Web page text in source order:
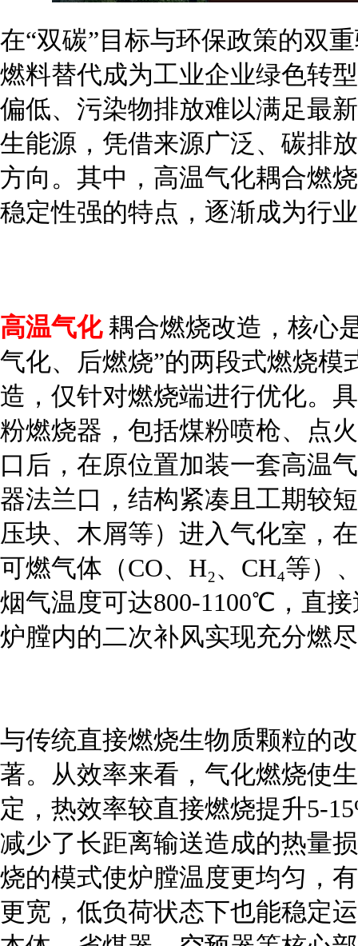
在“双碳”目标与环保政策的双
燃料替代成为工业企业绿色转
偏低、污染物排放难以满足最
生能源，凭借来源广泛、碳排
方向。其中，高温气化耦合燃
稳定性强的特点，逐渐成为行
高温气化 耦合燃烧改造，核心
气化、后燃烧”的两段式燃烧
造，仅针对燃烧端进行优化。
粉燃烧器，包括煤粉喷枪、点
口后，在原位置加装一套高温
器法兰口，结构紧凑且工期较
压块、木屑等）进入气化室，
可燃气体（CO、H₂、CH₄等
烟气温度可达800-1100℃，直
炉膛内的二次补风实现充分燃
与传统直接燃烧生物质颗粒的
著。从效率来看，气化燃烧使
定，热效率较直接燃烧提升5-
减少了长距离输送造成的热量
烧的模式使炉膛温度更均匀，
更宽，低负荷状态下也能稳定